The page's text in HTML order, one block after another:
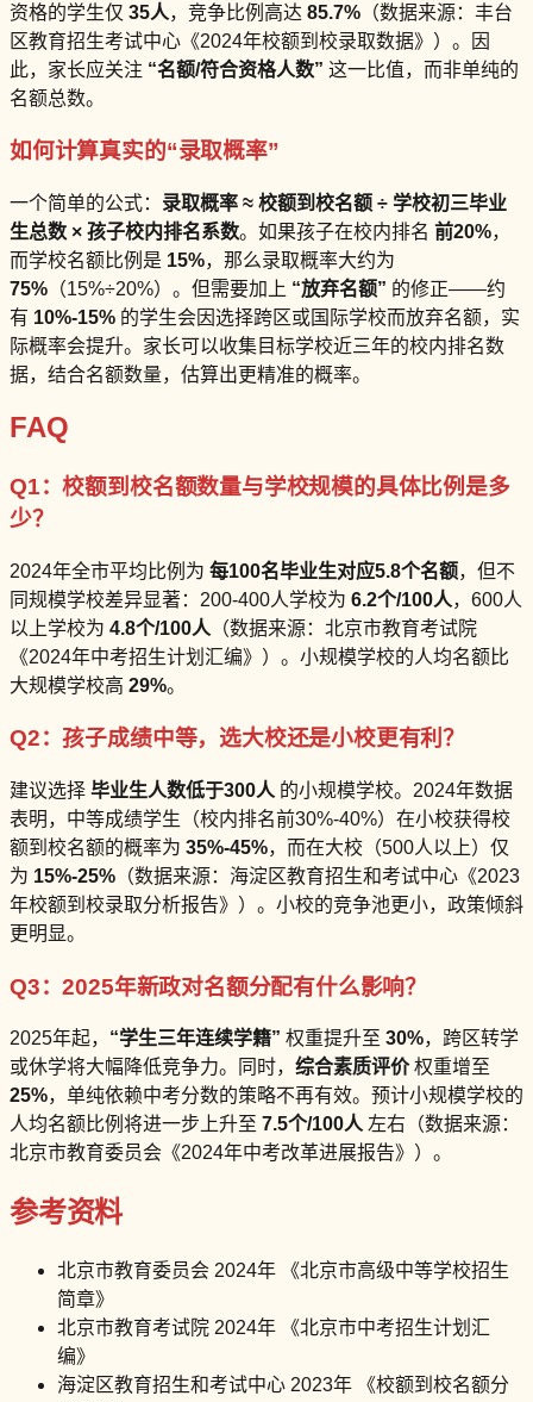
资格的学生仅 35人，竞争比例高达 85.7% （数据来源：丰台
区教育招生考试中心《2024年校额到校录取数据》）。因
此，家长应关注 “名额/符合资格人数” 这一比值，而非单纯的
名额总数。
如何计算真实的“录取概率”
一个简单的公式： 录取概率 ≈ 校额到校名额 ÷ 学校初三毕业
生总数 × 孩子校内排名系数。如果孩子在校内排名 前20%，
而学校名额比例是 15%，那么录取概率大约为
75% （15%÷20%）。但需要加上 “放弃名额” 的修正——约
有 10%-15% 的学生会因选择跨区或国际学校而放弃名额，实
际概率会提升。家长可以收集目标学校近三年的校内排名数
据，结合名额数量，估算出更精准的概率。
FAQ
Q1：校额到校名额数量与学校规模的具体比例是多
少？
2024年全市平均比例为 每100名毕业生对应5.8个名额，但不
同规模学校差异显著：200-400人学校为 6.2个/100人，600人
以上学校为 4.8个/100人 （数据来源：北京市教育考试院
《2024年中考招生计划汇编》）。小规模学校的人均名额比
大规模学校高 29%。
Q2：孩子成绩中等，选大校还是小校更有利？
建议选择 毕业生人数低于300人 的小规模学校。2024年数据
表明，中等成绩学生（校内排名前30%-40%）在小校获得校
额到校名额的概率为 35%-45%，而在大校（500人以上）仅
为 15%-25% （数据来源：海淀区教育招生和考试中心《2023
年校额到校录取分析报告》）。小校的竞争池更小，政策倾斜
更明显。
Q3：2025年新政对名额分配有什么影响？
2025年起， “学生三年连续学籍” 权重提升至 30%，跨区转学
或休学将大幅降低竞争力。同时， 综合素质评价权重增至
25%，单纯依赖中考分数的策略不再有效。预计小规模学校的
人均名额比例将进一步上升至 7.5个/100人左右（数据来源：
北京市教育委员会《2024年中考改革进展报告》）。
参考资料
北京市教育委员会 2024年 《北京市高级中等学校招生
简章》
北京市教育考试院 2024年 《北京市中考招生计划汇
编》
海淀区教育招生和考试中心 2023年 《校额到校名额分